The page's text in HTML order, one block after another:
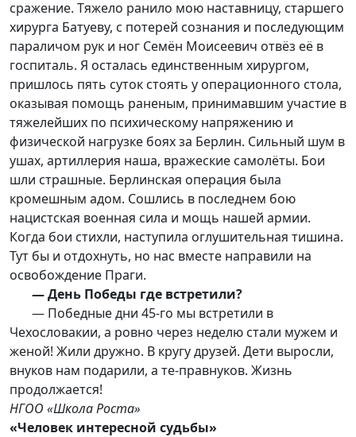
сражение. Тяжело ранило мою наставницу, старшего
хирурга Батуеву, с потерей сознания и последующим
параличом рук и ног Семён Моисеевич отвёз её в
госпиталь. Я осталась единственным хирургом,
пришлось пять суток стоять у операционного стола,
оказывая помощь раненым, принимавшим участие в
тяжелейших по психическому напряжению и
физической нагрузке боях за Берлин. Сильный шум в
ушах, артиллерия наша, вражеские самолёты. Бои
шли страшные. Берлинская операция была
кромешным адом. Сошлись в последнем бою
нацистская военная сила и мощь нашей армии.
Когда бои стихли, наступила оглушительная тишина.
Тут бы и отдохнуть, но нас вместе направили на
освобождение Праги.
— День Победы где встретили?
— Победные дни 45-го мы встретили в
Чехословакии, а ровно через неделю стали мужем и
женой! Жили дружно. В кругу друзей. Дети выросли,
внуков нам подарили, а те-правнуков. Жизнь
продолжается!
НГОО «Школа Роста»
«Человек интересной судьбы»